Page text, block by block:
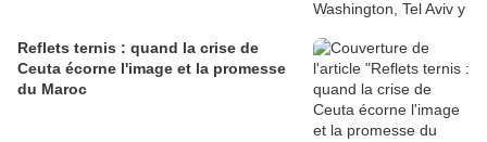
Reflets ternis : quand la crise de
Ceuta écorne l'image et la promesse
du Maroc